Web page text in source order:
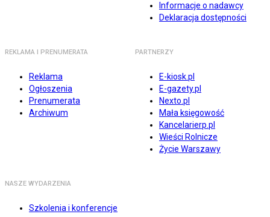
Informacje o nadawcy
Deklaracja dostępności
REKLAMA I PRENUMERATA
Reklama
Ogłoszenia
Prenumerata
Archiwum
PARTNERZY
E-kiosk.pl
E-gazety.pl
Nexto.pl
Mała księgowość
Kancelarierp.pl
Wieści Rolnicze
Życie Warszawy
NASZE WYDARZENIA
Szkolenia i konferencje